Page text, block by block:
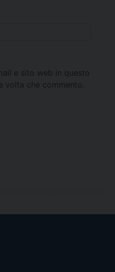
e sito web in questo
volta che commento.